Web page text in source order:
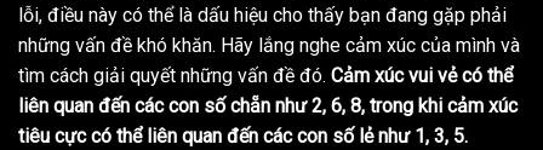
lỗi, điều này có thể là dấu hiệu cho thấy bạn đang gặp phải
những vấn đề khó khăn. Hãy lắng nghe cảm xúc của mình và
tìm cách giải quyết những vấn đề đó. Cảm xúc vui vẻ có thể
liên quan đến các con số chẵn như 2, 6, 8, trong khi cảm xúc
tiêu cực có thể liên quan đến các con số lẻ như 1, 3, 5.